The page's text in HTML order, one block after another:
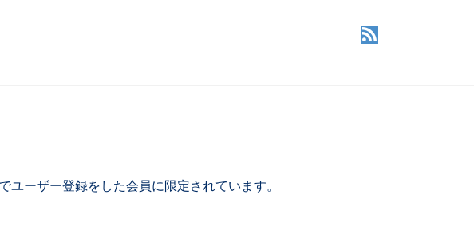
ーザー登録をした会員に限定されています。